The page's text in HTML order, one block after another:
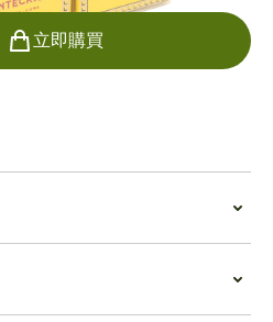
立即購買
均採用來自比那爾德里奧地
煙草製成，提供奢華的中度
你雪茄是儲備古巴最具傳奇色
式。與較大的蒙特克里斯托雪